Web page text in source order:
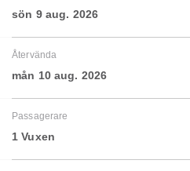
sön 9 aug. 2026
Återvända
mån 10 aug. 2026
Passagerare
1 Vuxen